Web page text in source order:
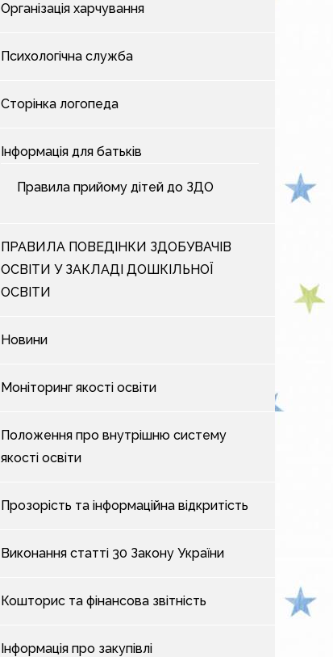
Організація харчування
Психологічна служба
Сторінка логопеда
Інформація для батьків
Правила прийому дітей до ЗДО
ПРАВИЛА ПОВЕДІНКИ ЗДОБУВАЧІВ
ОСВІТИ У ЗАКЛАДІ ДОШКІЛЬНОЇ
ОСВІТИ
Новини
Моніторинг якості освіти
Положення про внутрішню систему
якості освіти
Прозорість та інформаційна відкритість
Виконання статті 30 Закону України
Кошторис та фінансова звітність
Інформація про закупівлі